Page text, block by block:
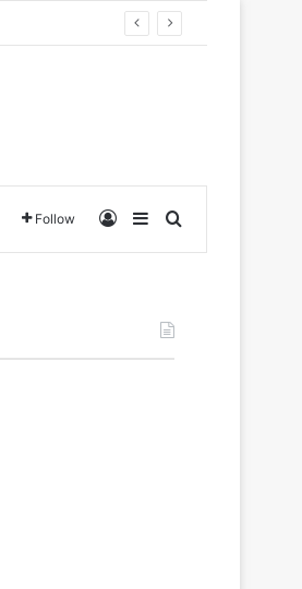
Follow Log InSidebar